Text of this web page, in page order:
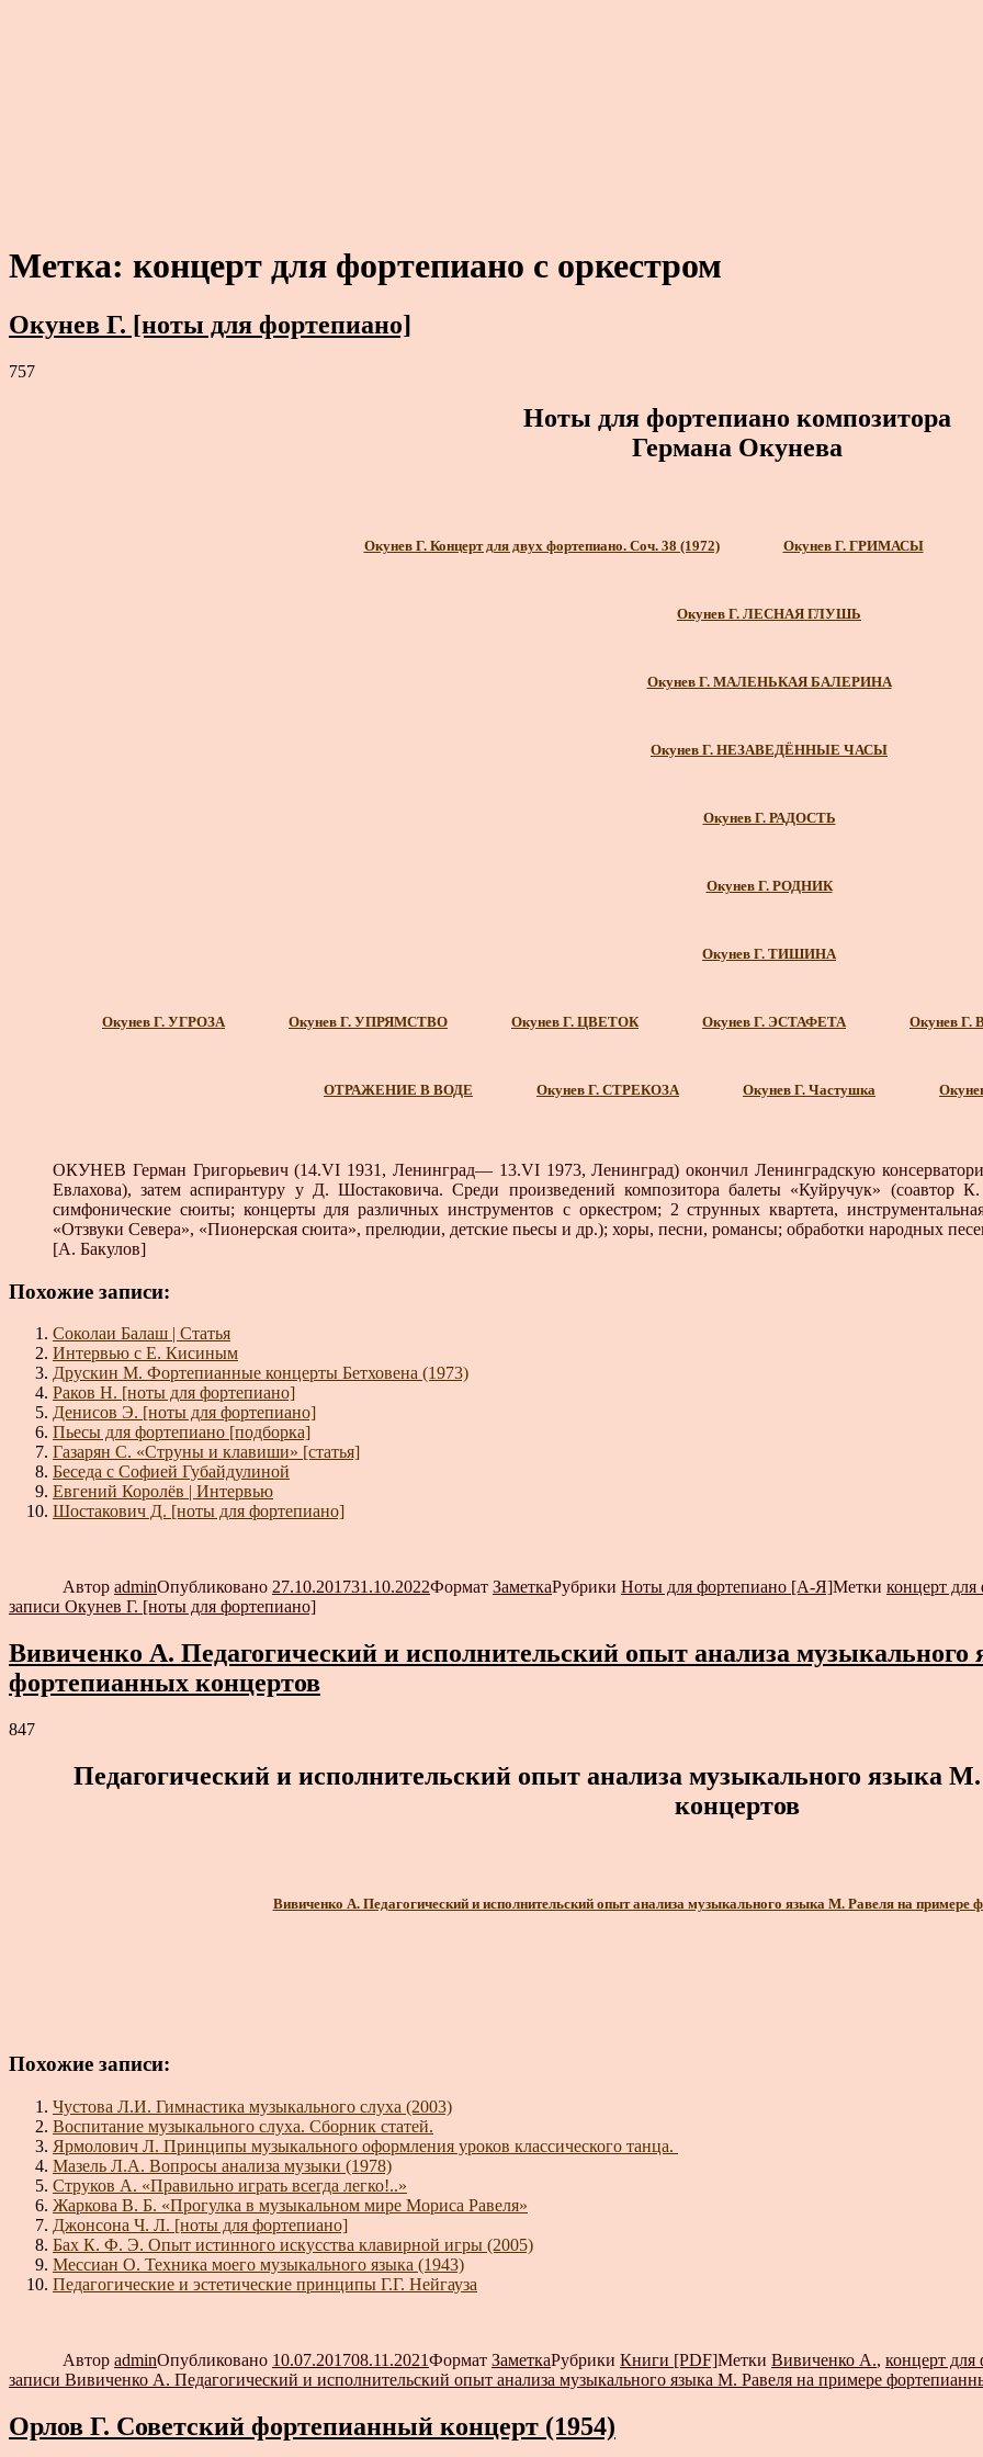
Метка: концерт для фортепиано с оркестром
Окунев Г. [ноты для фортепиано]
757
Ноты для фортепиано композитора
Германа Окунева
Окунев Г. Концерт для двух фортепиано. Соч. 38 (1972) Окунев Г. ГРИМАСЫ
Окунев Г. ЛЕСНАЯ ГЛУШЬ
Окунев Г. МАЛЕНЬКАЯ БАЛЕРИНА
Окунев Г. НЕЗАВЕДЁННЫЕ ЧАСЫ
Окунев Г. РАДОСТЬ
Окунев Г. РОДНИК
Окунев Г. ТИШИНА
Окунев Г. УГРОЗА Окунев Г. УПРЯМСТВО Окунев Г. ЦВЕТОК Окунев Г. ЭСТАФЕТА Окунев Г.
ОТРАЖЕНИЕ В ВОДЕ Окунев Г. СТРЕКОЗА Окунев Г. Частушка
ОКУНЕВ Герман Григорьевич (14.VI 1931, Ленин­град— 13.VI 1973, Ленинград) окончил Ленинградскую
Евлахова), затем аспирантуру у Д. Шостаковича. Среди произведений композитора ба­леты «Куйручук»
симфонические сюиты; концерты для различных инструментов с оркестром; 2 струнных квартета,
«Отзвуки Севе­ра», «Пионерская сюита», прелюдии, детские пьесы и др.); хоры, песни, романсы; обработки народных
[А. Бакулов]
Похожие записи:
Соколаи Балаш | Статья
Интервью с Е. Кисиным
Друскин М. Фортепианные концерты Бетховена (1973)
Раков Н. [ноты для фортепиано]
Денисов Э. [ноты для фортепиано]
Пьесы для фортепиано [подборка]
Газарян С. «Струны и клавиши» [статья]
Беседа с Софией Губайдулиной
Евгений Королёв | Интервью
Шостакович Д. [ноты для фортепиано]
Автор adminОпубликовано 27.10.201731.10.2022Формат ЗаметкаРубрики Ноты для фортепиано [А-Я]Метки концерт для
записи Окунев Г. [ноты для фортепиано]
Вивиченко А. Педагогический и исполнительский опыт анализа
фортепианных концертов
847
Педагогический и исполнительский опыт анализа музыкального языка
концертов
Вивиченко А. Педагогический и исполнительский опыт анализа музыкального языка М. Равеля на примере
Похожие записи:
Чустова Л.И. Гимнастика музыкального слуха (2003)
Воспитание музыкального слуха. Сборник статей.
Ярмолович Л. Принципы музыкального оформления уроков классического танца.
Мазель Л.А. Вопросы анализа музыки (1978)
Струков А. «Правильно играть всегда легко!..»
Жаркова В. Б. «Прогулка в музыкальном мире Мориса Равеля»
Джонсона Ч. Л. [ноты для фортепиано]
Бах К. Ф. Э. Опыт истинного искусства клавирной игры (2005)
Мессиан О. Техника моего музыкального языка (1943)
Педагогические и эстетические принципы Г.Г. Нейгауза
Автор adminОпубликовано 10.07.201708.11.2021Формат ЗаметкаРубрики Книги [PDF]Метки Вивиченко А., концерт для
записи Вивиченко А. Педагогический и исполнительский опыт анализа музыкального языка М. Равеля на примере
Орлов Г. Советский фортепианный концерт (1954)